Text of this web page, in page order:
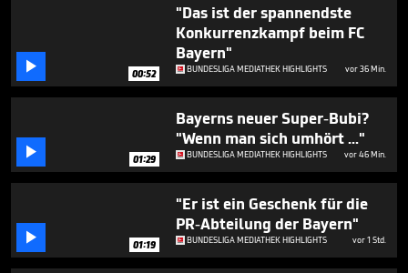
second
 00:52
"Das ist der spannendste
Konkurrenzkampf beim FC
Bayern"
BUNDESLIGA MEDIATHEK HIGHLIGHTS vor 36 Min.
 01:29
Bayerns neuer Super-Bubi?
"Wenn man sich umhört ..."
BUNDESLIGA MEDIATHEK HIGHLIGHTS vor 46 Min.
 01:19
"Er ist ein Geschenk für die
PR-Abteilung der Bayern"
BUNDESLIGA MEDIATHEK HIGHLIGHTS vor 1 Std.